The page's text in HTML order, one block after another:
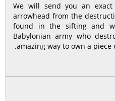
We will send you an
arrowhead from the
found in the sifting and
Babylonian army who
amazing way to own a